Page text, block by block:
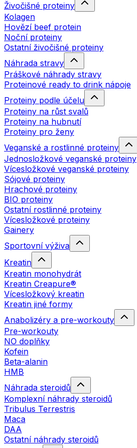
Živočišné proteiny
Kolagen
Hovězí beef protein
Noční proteiny
Ostatní živočišné proteiny
Náhrada stravy
Práškové náhrady stravy
Proteinové ready to drink nápoje
Proteiny podle účelu
Proteiny na růst svalů
Proteiny na hubnutí
Proteiny pro ženy
Veganské a rostlinné proteiny
Jednosložkové veganské proteiny
Vícesložkové veganské proteiny
Sójové proteiny
Hrachové proteiny
BIO proteiny
Ostatní rostlinné proteiny
Vícesložkové proteiny
Gainery
Sportovní výživa
Kreatin
Kreatin monohydrát
Kreatin Creapure®
Vícesložkový kreatin
Kreatin jiné formy
Anabolizéry a pre-workouty
Pre-workouty
NO doplňky
Kofein
Beta-alanin
HMB
Náhrada steroidů
Komplexní náhrady steroidů
Tribulus Terrestris
Maca
DAA
Ostatní náhrady steroidů